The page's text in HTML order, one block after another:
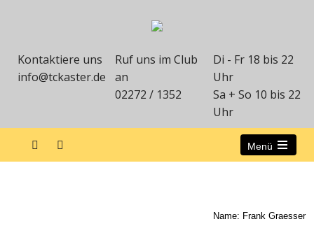
Kontaktiere uns
info@tckaster.de
Ruf uns im Club
an
02272 / 1352
Di - Fr 18 bis 22
Uhr
Sa + So 10 bis 22
Uhr
Menü
Name: Frank Graesser